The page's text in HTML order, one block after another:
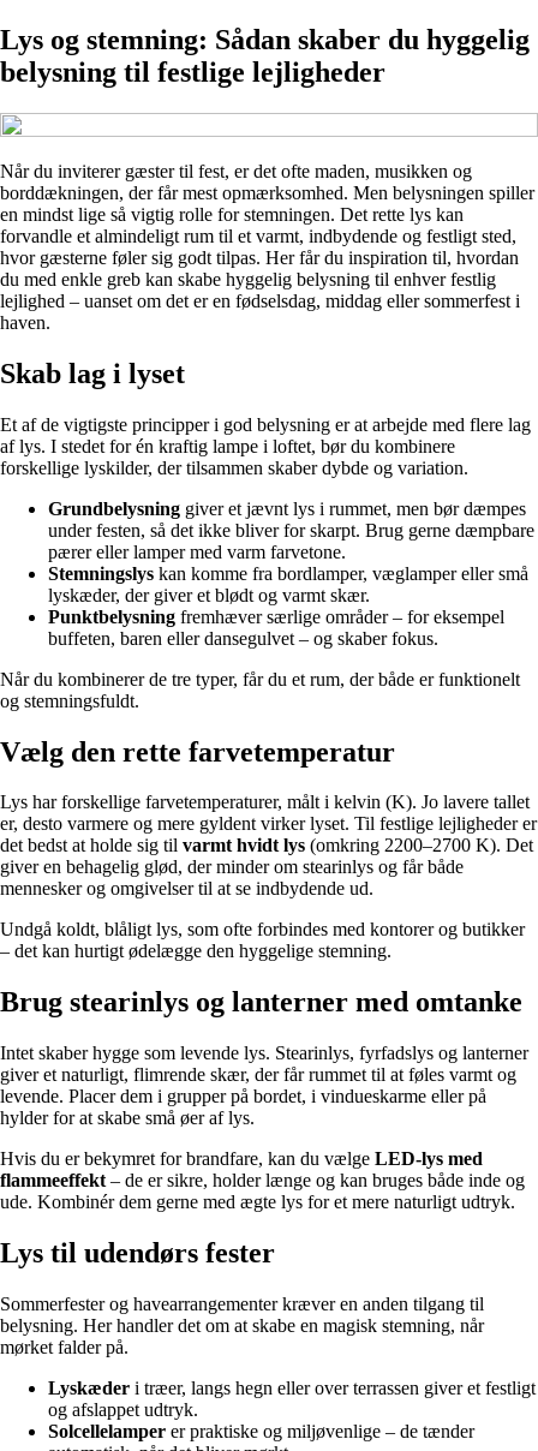
Lys og stemning: Sådan skaber du hyggelig
belysning til festlige lejligheder
Når du inviterer gæster til fest, er det ofte maden, musikken og
borddækningen, der får mest opmærksomhed. Men belysningen spiller
en mindst lige så vigtig rolle for stemningen. Det rette lys kan
forvandle et almindeligt rum til et varmt, indbydende og festligt sted,
hvor gæsterne føler sig godt tilpas. Her får du inspiration til, hvordan
du med enkle greb kan skabe hyggelig belysning til enhver festlig
lejlighed – uanset om det er en fødselsdag, middag eller sommerfest i
haven.
Skab lag i lyset
Et af de vigtigste principper i god belysning er at arbejde med flere lag
af lys. I stedet for én kraftig lampe i loftet, bør du kombinere
forskellige lyskilder, der tilsammen skaber dybde og variation.
Grundbelysning giver et jævnt lys i rummet, men bør dæmpes
under festen, så det ikke bliver for skarpt. Brug gerne dæmpbare
pærer eller lamper med varm farvetone.
Stemningslys kan komme fra bordlamper, væglamper eller små
lyskæder, der giver et blødt og varmt skær.
Punktbelysning fremhæver særlige områder – for eksempel
buffeten, baren eller dansegulvet – og skaber fokus.
Når du kombinerer de tre typer, får du et rum, der både er funktionelt
og stemningsfuldt.
Vælg den rette farvetemperatur
Lys har forskellige farvetemperaturer, målt i kelvin (K). Jo lavere tallet
er, desto varmere og mere gyldent virker lyset. Til festlige lejligheder er
det bedst at holde sig til varmt hvidt lys (omkring 2200–2700 K). Det
giver en behagelig glød, der minder om stearinlys og får både
mennesker og omgivelser til at se indbydende ud.
Undgå koldt, blåligt lys, som ofte forbindes med kontorer og butikker
– det kan hurtigt ødelægge den hyggelige stemning.
Brug stearinlys og lanterner med omtanke
Intet skaber hygge som levende lys. Stearinlys, fyrfadslys og lanterner
giver et naturligt, flimrende skær, der får rummet til at føles varmt og
levende. Placer dem i grupper på bordet, i vindueskarme eller på
hylder for at skabe små øer af lys.
Hvis du er bekymret for brandfare, kan du vælge LED-lys med
flammeeffekt – de er sikre, holder længe og kan bruges både inde og
ude. Kombinér dem gerne med ægte lys for et mere naturligt udtryk.
Lys til udendørs fester
Sommerfester og havearrangementer kræver en anden tilgang til
belysning. Her handler det om at skabe en magisk stemning, når
mørket falder på.
Lyskæder i træer, langs hegn eller over terrassen giver et festligt
og afslappet udtryk.
Solcellelamper er praktiske og miljøvenlige – de tænder